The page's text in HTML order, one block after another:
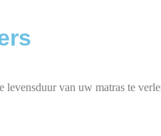
levensduur van uw matras te